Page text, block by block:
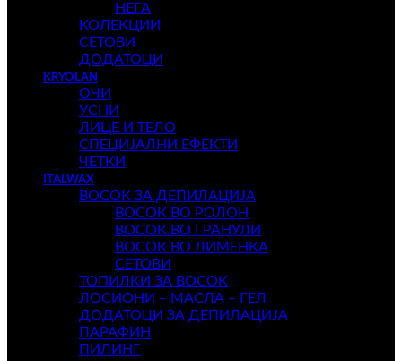
НЕГА
КОЛЕКЦИИ
СЕТОВИ
ДОДАТОЦИ
KRYOLAN
ОЧИ
УСНИ
ЛИЦЕ И ТЕЛО
СПЕЦИЈАЛНИ ЕФЕКТИ
ЧЕТКИ
ITALWAX
ВОСОК ЗА ДЕПИЛАЦИЈА
ВОСОК ВО РОЛОН
ВОСОК ВО ГРАНУЛИ
ВОСОК ВО ЛИМЕНКА
СЕТОВИ
ТОПИЛКИ ЗА ВОСОК
ЛОСИОНИ – МАСЛА – ГЕЛ
ДОДАТОЦИ ЗА ДЕПИЛАЦИЈА
ПАРАФИН
ПИЛИНГ